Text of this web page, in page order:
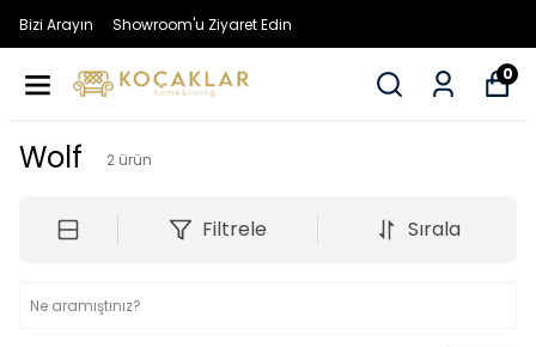
Bizi Arayın Showroom'u Ziyaret Edin
0
Wolf 2 ürün
Filtrele Sırala